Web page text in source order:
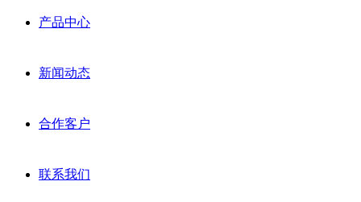
产品中心
新闻动态
合作客户
联系我们